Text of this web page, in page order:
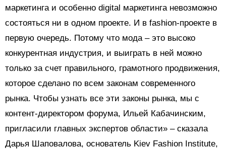
маркетинга и особенно digital маркетинга невозможно
состояться ни в одном проекте. И в fashion-проекте в
первую очередь. Потому что мода – это высоко
конкурентная индустрия, и выиграть в ней можно
только за счет правильного, грамотного продвижения,
которое сделано по всем законам современного
рынка. Чтобы узнать все эти законы рынка, мы с
контент-директором форума, Ильей Кабачинским,
пригласили главных экспертов области» – сказала
Дарья Шаповалова, основатель Kiev Fashion Institute,